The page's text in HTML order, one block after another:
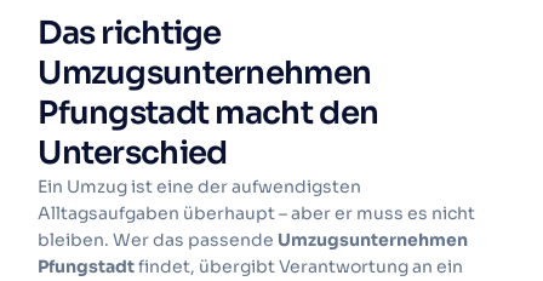
Das richtige
Umzugsunternehmen
Pfungstadt macht den
Unterschied
Ein Umzug ist eine der aufwendigsten
Alltagsaufgaben überhaupt – aber er muss es nicht
bleiben. Wer das passende Umzugsunternehmen
Pfungstadtfindet, übergibt Verantwortung an ein